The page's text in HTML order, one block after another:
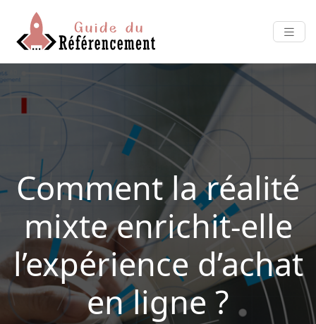
Comment la réalité
mixte enrichit-elle
l’expérience d’achat
en ligne ?